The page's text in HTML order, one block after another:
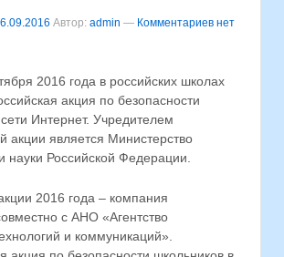
Автор: admin — Комментариев нет
2016 года в российских школах
акция по безопасности
Интернет. Учредителем
акции является Министерство
науки Российской Федерации.
2016 года – компания
с АНО «Агентство
и коммуникаций».